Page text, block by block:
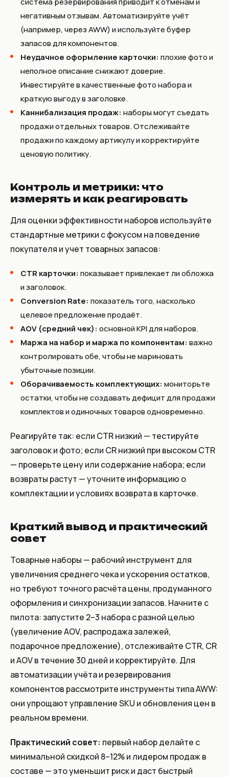
негативным отзывам. Автоматизируйте учёт
(например, через AWW) и используйте буфер
запасов для компонентов.
Неудачное оформление карточки: плохие фото и
неполное описание снижают доверие.
Инвестируйте в качественные фото набора и
краткую выгоду в заголовке.
Каннибализация продаж: наборы могут съедать
продажи отдельных товаров. Отслеживайте
продажи по каждому артикулу и корректируйте
ценовую политику.
Контроль и метрики: что
измерять и как реагировать
Для оценки эффективности наборов используйте
стандартные метрики с фокусом на поведение
покупателя и учет товарных запасов:
CTR карточки: показывает привлекает ли обложка
и заголовок.
Conversion Rate: показатель того, насколько
целевое предложение продаёт.
AOV (средний чек): основной KPI для наборов.
Маржа на набор и маржа по компонентам: важно
контролировать обе, чтобы не мариновать
убыточные позиции.
Оборачиваемость комплектующих: мониторьте
остатки, чтобы не создавать дефицит для продажи
комплектов и одиночных товаров одновременно.
Реагируйте так: если CTR низкий — тестируйте
заголовок и фото; если CR низкий при высоком CTR
— проверьте цену или содержание набора; если
возвраты растут — уточните информацию о
комплектации и условиях возврата в карточке.
Краткий вывод и практический
совет
Товарные наборы — рабочий инструмент для
увеличения среднего чека и ускорения остатков,
но требуют точного расчёта цены, продуманного
оформления и синхронизации запасов. Начните с
пилота: запустите 2–3 набора с разной целью
(увеличение AOV, распродажа залежей,
подарочное предложение), отслеживайте CTR, CR
и AOV в течение 30 дней и корректируйте. Для
автоматизации учёта и резервирования
компонентов рассмотрите инструменты типа AWW:
они упрощают управление SKU и обновления цен в
реальном времени.
Практический совет: первый набор делайте с
минимальной скидкой 8–12% и лидером продаж в
составе — это уменьшит риск и даст быстрый